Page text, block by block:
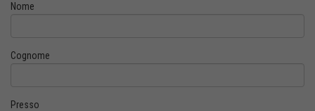
Nome
Cognome
Presso